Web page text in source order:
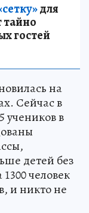
для
тайно
гостей
на
Сейчас в
учеников в
детей без
человек
и никто не